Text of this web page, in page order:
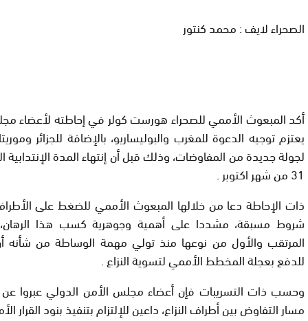
الصحراء لايف : محمد كنتور
أكد المبعوث الأممي للصحراء هورست كولر في إحاطته لأعضاء
يعتزم توجيه الدعوة للمغرب والبوليساريو، بالإضافة للجزائر
لجولة جديدة من المفاوضات، وذلك قبل أن إنتهاء المدة الإنتدابية
31 من شهر اكتوبر .
ذات الإحاطة دعا من خلالها المبعوث الأممي للضغط على
شروط مسبقة، مشددا على أهمية وجوهرية كسب هذا الرهان،
المرتقب والأول من نوعها منذ تولي مهمة الوساطة من شأنه
للدفع بعجلة المخطط الأممي لتسوية النزاع .
وحسب ذات التسريبات فإن أعضاء مجلس الأمن الدولي عبروا
مسار التفاوض بين أطراف النزاع، داعين للإلتزام بتنفيذ بنود القرار الأممي